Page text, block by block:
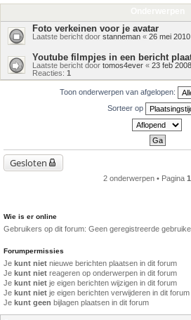
Foto verkeinen voor je avatar
Laatste bericht door stanneman « 26 mei
Youtube filmpjes in een bericht
Laatste bericht door tomos4ever « 23 feb
Reacties: 1
Toon onderwerpen van afgelopen:
Sorteer op
Gesloten
2 onderwerpen • Pagina 1
Wie is er online
Gebruikers op dit forum: Geen geregistreerde
Forumpermissies
Je kunt niet nieuwe berichten plaatsen in dit forum
Je kunt niet reageren op onderwerpen in dit forum
Je kunt niet je eigen berichten wijzigen in dit forum
Je kunt niet je eigen berichten verwijderen in dit forum
Je kunt geen bijlagen plaatsen in dit forum